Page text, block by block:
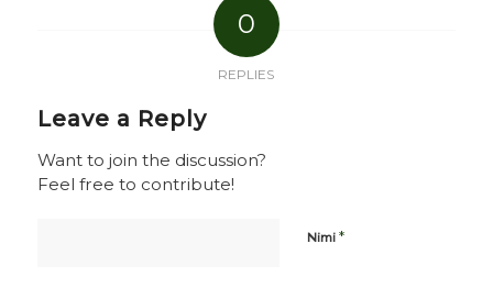
0
REPLIES
Leave a Reply
Want to join the discussion?
Feel free to contribute!
Nimi *